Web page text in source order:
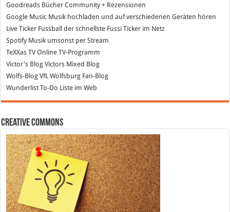
Goodreads Bücher Community + Rezensionen
Google Music Musik hochladen und auf verschiedenen Geräten hören
Live Ticker Fussball der schnellste Fussi Ticker im Netz
SpotifyMusik umsonst per Stream
TeXXas TVOnline TV-Programm
Victor's Blog Victors Mixed Blog
Wolfs-Blog VfL Wolfsburg Fan-Blog
Wunderlist To-Do Liste im Web
Creative Commons